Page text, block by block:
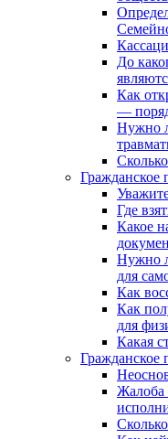
До
Как
—
Нужно
Гражданское
Где
Какое
Нужно
для
Как
Как
для
Какая
Гражданское
Жалоба